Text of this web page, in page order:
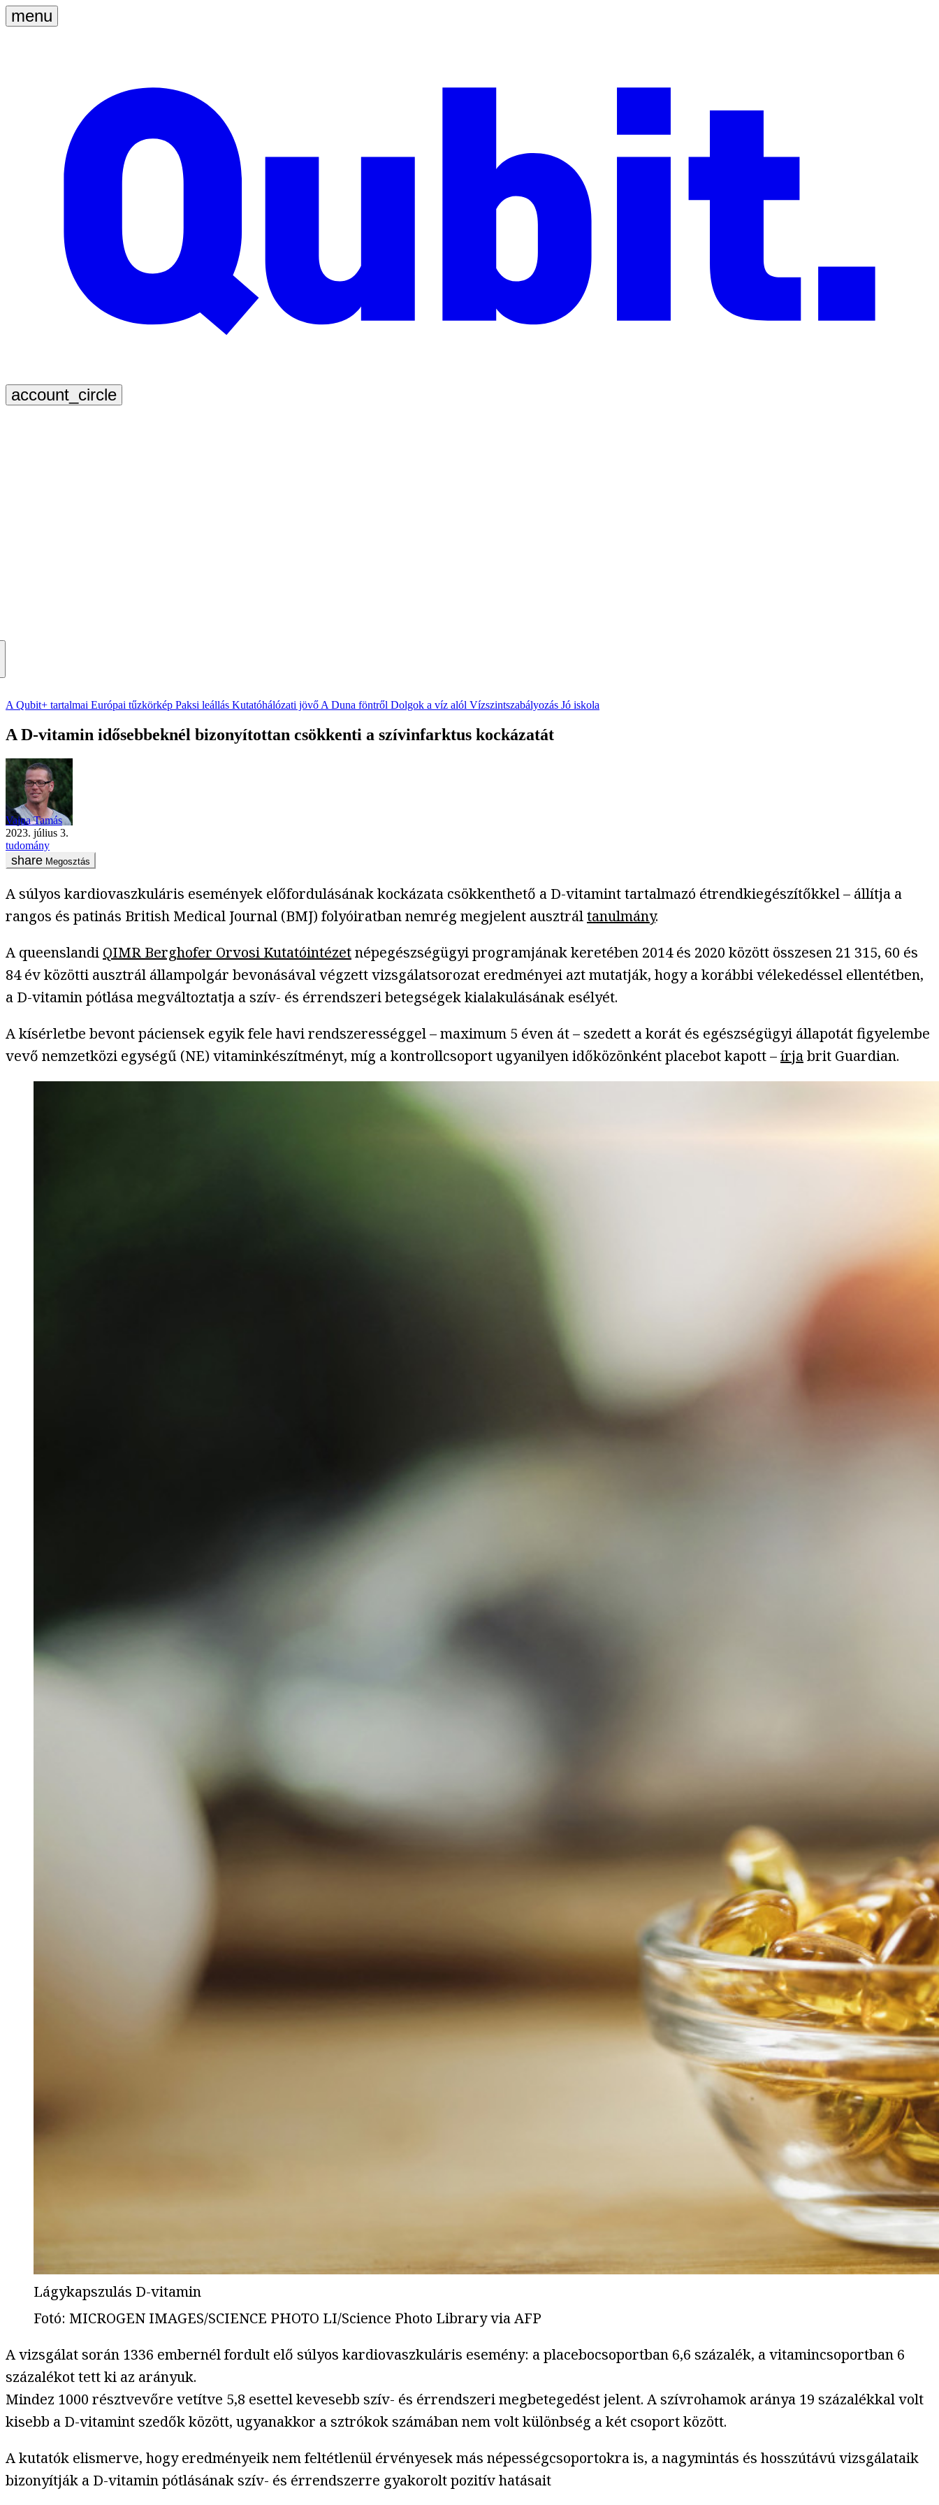
A Qubit+ tartalmai Európai tűzkörkép Paksi leállás Kutatóhálózati jövő A Duna föntről Dolgok a víz alól Vízszintszabályozás Jó iskola
A D-vitamin idősebbeknél bizonyítottan csökkenti a szívinfarktus kockázatát
Vajna Tamás
2023. július 3.
tudomány
Megosztás
A súlyos kardiovaszkuláris események előfordulásának kockázata csökkenthető a D-vitamint tartalmazó étrendkiegészítőkkel – állítja a
rangos és patinás British Medical Journal (BMJ) folyóiratban nemrég megjelent ausztráltanulmány.
A queenslandi QIMR Berghofer Orvosi Kutatóintézetnépegészségügyi programjának keretében 2014 és 2020 között összesen 21 315, 60 és
84 év közötti ausztrál állampolgár bevonásával végzett vizsgálatsorozat eredményei azt mutatják, hogy a korábbi vélekedéssel ellentétben,
a D-vitamin pótlása megváltoztatja a szív- és érrendszeri betegségek kialakulásának esélyét.
A kísérletbe bevont páciensek egyik fele havi rendszerességgel – maximum 5 éven át – szedett a korát és egészségügyi állapotát figyelembe
vevő nemzetközi egységű (NE) vitaminkészítményt, míg a kontrollcsoport ugyanilyen időközönként placebot kapott –írjabrit Guardian.
Lágykapszulás D-vitamin
Fotó: MICROGEN IMAGES/SCIENCE PHOTO LI/Science Photo Library via AFP
A vizsgálat során 1336 embernél fordult elő súlyos kardiovaszkuláris esemény: a placebocsoportban 6,6 százalék, a vitamincsoportban 6
százalékot tett ki az arányuk.
Mindez 1000 résztvevőre vetítve 5,8 esettel kevesebb szív- és érrendszeri megbetegedést jelent. A szívrohamok aránya 19 százalékkal volt
kisebb a D-vitamint szedők között, ugyanakkor a sztrókok számában nem volt különbség a két csoport között.
A kutatók elismerve, hogy eredményeik nem feltétlenül érvényesek más népességcsoportokra is, a nagymintás és hosszútávú vizsgálataik
bizonyítják a D-vitamin pótlásának szív- és érrendszerre gyakorolt pozitív hatásait